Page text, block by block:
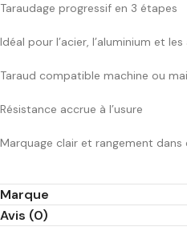
Taraudage progressif en 3 étapes
Idéal pour l’acier, l’aluminium et les
Taraud compatible machine ou
Résistance accrue à l’usure
Marquage clair et rangement
Marque
Avis (0)